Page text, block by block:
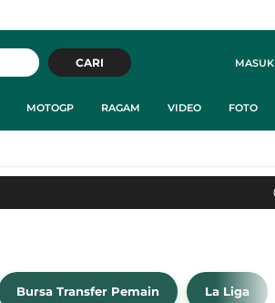
MASUK
CARI
MOTOGP RAGAM VIDEO FOTO
Bursa Transfer Pemain La Liga